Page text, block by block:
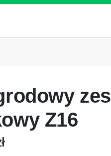
Z16